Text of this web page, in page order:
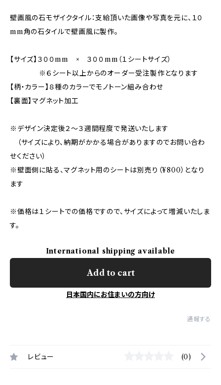
壁画風の石モザイクタイル：支給頂いた画像や写真を元に、１０
mm角の石タイルで壁画風に製作。
【サイズ】３００mm × ３００mm（１シートサイズ）
※６シート以上からのオーダー受注製作となります
【柄・カラー】８種のカラーでモノトーン組み合わせ
【裏面】マグネット加工
※デザイン決定後２〜３週間程度で発送いたします
（サイズにより、納期がかかる場合がありますのでお問い合わ
せください）
※壁面側に貼る、マグネット用のシートは別売り（¥800）となり
ます
※価格は１シートでの価格ですので、サイズによって増減いたしま
す。
International shipping available
Add to cart
日本国内にお住まいの方向け
通報する
レビュー (0)